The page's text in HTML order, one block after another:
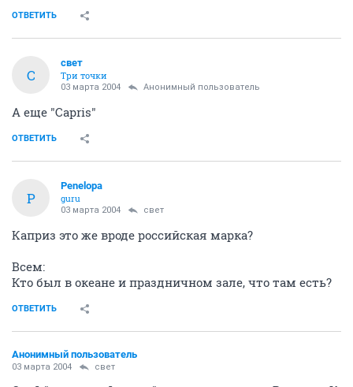
ОТВЕТИТЬ
С
свет
Три точки
03 марта 2004 Анонимный пользователь
А еще "Capris"
ОТВЕТИТЬ
P
Penelopa
guru
03 марта 2004 свет
Каприз это же вроде российская марка?
Всем:
Кто был в океане и праздничном зале, что там есть?
ОТВЕТИТЬ
Анонимный пользователь
03 марта 2004 свет